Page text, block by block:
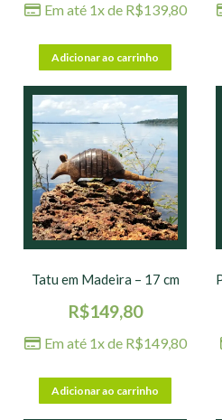
Em até 1x de R$139,80
Adicionar ao carrinho
Tatu em Madeira – 17 cm
R$149,80
Em até 1x de R$149,80
Adicionar ao carrinho